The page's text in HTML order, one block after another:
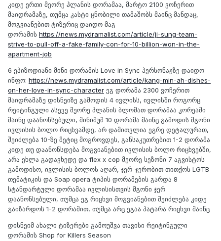
კიდე ერთი მეორე პლანის დორამაა, მარტო 2100 ვოჩერით
მაიდრამაზე, თუმცა კასტი ცნობილი თამაშობს მაინც მანდაც,
მოგვიანებით ტიზერიც დაიდო მაგ
დორამის https://news.mydramalist.com/article/ji-sung-team-
strive-to-pull-off-a-fake-family-con-for-10-billion-won-in-the-
apartment-job
6 ეპიზოდიანი მინი დორამის Love in Sync პერსონაჟზე დაიდო
ინფო: https://news.mydramalist.com/article/kang-min-ah-dishes-
on-her-love-in-sync-character ეგ დორამა 2300 ვოჩერით
მაიდრამაზე დისნეიზე გამოდის 4 ივლისს, ივლისში როგორც
რეიტინგული ასევე მეორე პლანის ბლომათ დორამაა კორეაში
მაინც დაანონსებული, მინიმუმ 10 დორამა მაინც გამოდის მგონი
ივლისის ბოლო რიცხვამდე, არ დამითვლია ეგრე დეტალურათ,
შეიძლება 10-ზე მეტიც მოგროვდეს, განსაკუთრებით 1-2 დორამა
კიდე თუ დაანონსდება მოგვიანებით ივლისის ბოლო რიცხვებში,
არა ეხლა გადავხედე და flex x cop მეორე სეზონი 7 აგვისტოს
გამოდისო, ივლისის ბოლოს აღარ, ჯერ-ჯერობით თითქოს LGTB
თემატიკის და Soap opera ტიპის დორამების გარდა 8
სტანდარტული დორამაა ივლისისთვის მგონი ჯერ
დაანონსებული, თუმცა ეგ რიცხვი მოგვიანებით შეიძლება კიდე
გაიზარდოს 1-2 დორამით, თუმცა არც ეგაა პატარა რიცხვი მაინც
დისნეიმ ახალი ტიზერები გამოუშვა თავისი რეიტინგული
დორამის Shop for Killers Season